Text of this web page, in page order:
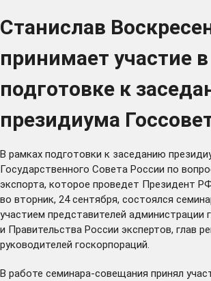
Станислав
принимает участие в
подготовке к
президиума
В рамках подготовки к заседанию
Государственного Совета России по
экспорта, которое проведет Президент
во вторник, 24 сентября, состоялся
участием представителей администрации
и Правительства России экспертов, глав
руководителей госкорпораций.
В работе семинара-совещания принял